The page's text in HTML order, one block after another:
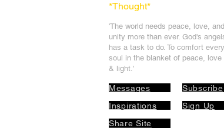
*Thought*
'The world needs peace, love, and
unity more than ever. God's
has a task to do. To comfort every
soul in the blanket of peace, love
& light.'
Messages
Inspirations
Subscribe
Sign Up
Share Site